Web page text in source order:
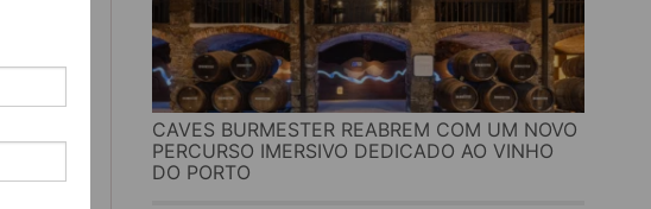
CAVES BURMESTER REABREM COM UM NOVO
PERCURSO IMERSIVO DEDICADO AO VINHO
DO PORTO